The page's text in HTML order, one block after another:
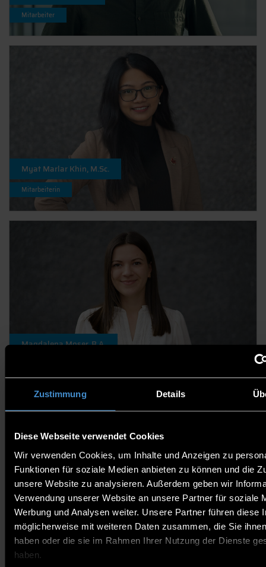
Zustimmung Details
Diese Webseite verwendet Cookies
Wir verwenden Cookies, um Inhalte und Anzeigen zu
Funktionen für soziale Medien anbieten zu können und die
unsere Website zu analysieren. Außerdem geben wir
Verwendung unserer Website an unsere Partner für soziale
Werbung und Analysen weiter. Unsere Partner führen diese
möglicherweise mit weiteren Daten zusammen, die Sie
haben oder die sie im Rahmen Ihrer Nutzung der Dienste
haben.
Mitarbeiter
Myat Marlar Khin, M.Sc.
Mitarbeiterin
Magdalena Moser, B.A.
Tobias Saller
Mitarbeiter